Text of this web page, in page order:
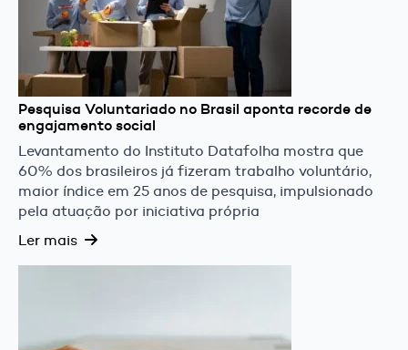
Pesquisa Voluntariado no Brasil aponta recorde de
engajamento social
Levantamento do Instituto Datafolha mostra que
60% dos brasileiros já fizeram trabalho voluntário,
maior índice em 25 anos de pesquisa, impulsionado
pela atuação por iniciativa própria
Ler mais